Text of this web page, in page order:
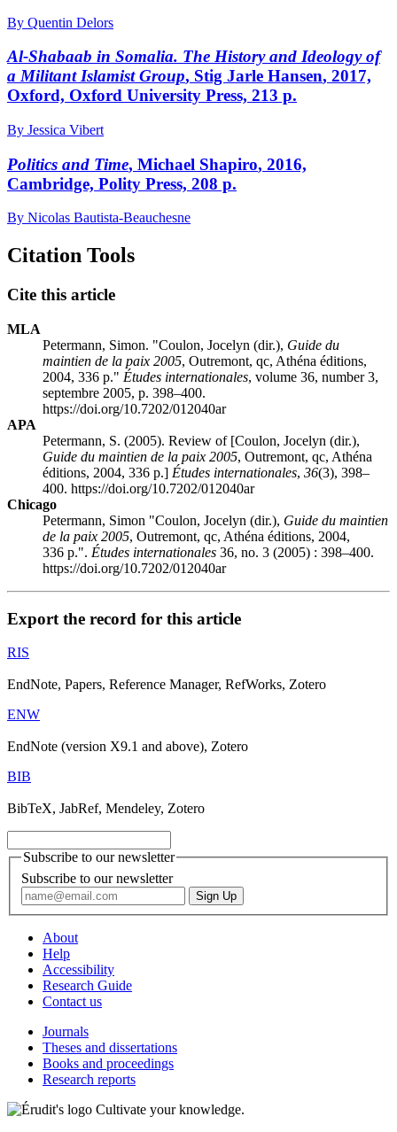
By Quentin Delors
Al-Shabaab in Somalia. The History and Ideology of
a Militant Islamist Group, Stig Jarle Hansen, 2017,
Oxford, Oxford University Press, 213 p.
By Jessica Vibert
Politics and Time, Michael Shapiro, 2016,
Cambridge, Polity Press, 208 p.
By Nicolas Bautista-Beauchesne
Citation Tools
Cite this article
MLA
Petermann, Simon. "Coulon, Jocelyn (dir.), Guide du
maintien de la paix 2005, Outremont, qc, Athéna éditions,
2004, 336 p." Études internationales, volume 36, number 3,
septembre 2005, p. 398–400.
https://doi.org/10.7202/012040ar
APA
Petermann, S. (2005). Review of [Coulon, Jocelyn (dir.),
Guide du maintien de la paix 2005, Outremont, qc, Athéna
éditions, 2004, 336 p.] Études internationales, 36(3), 398–
400. https://doi.org/10.7202/012040ar
Chicago
Petermann, Simon "Coulon, Jocelyn (dir.), Guide du maintien
de la paix 2005, Outremont, qc, Athéna éditions, 2004,
336 p.". Études internationales 36, no. 3 (2005) : 398–400.
https://doi.org/10.7202/012040ar
Export the record for this article
RIS
EndNote, Papers, Reference Manager, RefWorks, Zotero
ENW
EndNote (version X9.1 and above), Zotero
BIB
BibTeX, JabRef, Mendeley, Zotero
Subscribe to our newsletter
Subscribe to our newsletter
About
Help
Accessibility
Research Guide
Contact us
Journals
Theses and dissertations
Books and proceedings
Research reports
Cultivate your knowledge.